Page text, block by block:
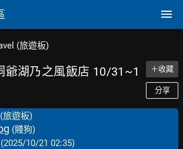
(旅遊板)
爺湖乃之風飯店 10/31~1
＋收藏
分享
(旅遊板)
(賤狗)
(2025/10/21 02:35)